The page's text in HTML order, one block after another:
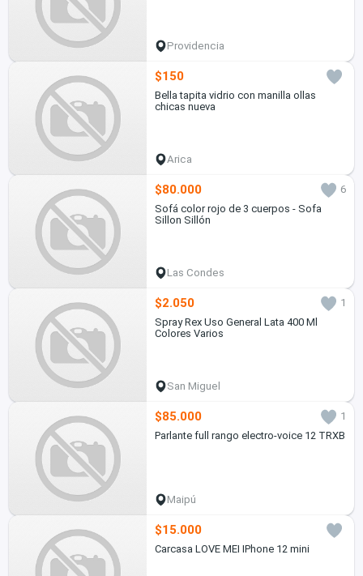
Providencia
$150
Bella tapita vidrio con manilla ollas
chicas nueva
Arica
$80.000
6
Sofá color rojo de 3 cuerpos - Sofa
Sillon Sillón
Las Condes
$2.050
1
Spray Rex Uso General Lata 400 Ml
Colores Varios
San Miguel
$85.000
1
Parlante full rango electro-voice 12 TRXB
Maipú
$15.000
Carcasa LOVE MEI IPhone 12 mini